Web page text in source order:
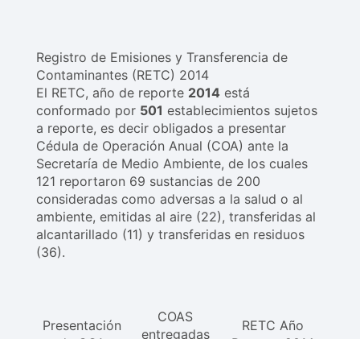
Registro de Emisiones y Transferencia de
Contaminantes (RETC) 2014
El RETC, año de reporte 2014 está
conformado por 501 establecimientos sujetos
a reporte, es decir obligados a presentar
Cédula de Operación Anual (COA) ante la
Secretaría de Medio Ambiente, de los cuales
121 reportaron 69 sustancias de 200
consideradas como adversas a la salud o al
ambiente, emitidas al aire (22), transferidas al
alcantarillado (11) y transferidas en residuos
(36).
Presentación
COAS
entregadas
RETC Año